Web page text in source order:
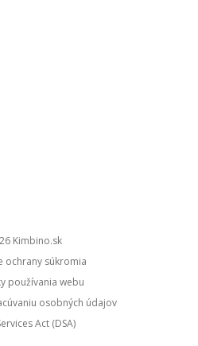
kimbino.sk
ochrany súkromia
používania webu
osobných údajov
Act (DSA)